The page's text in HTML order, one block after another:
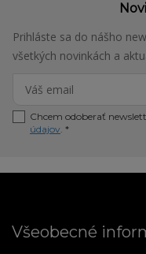
Prihláste sa do nášho
všetkých novinkách a
Chcem odoberať
údajov. *
Všeobecné